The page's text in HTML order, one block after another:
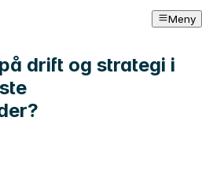
Meny
drift og strategi i